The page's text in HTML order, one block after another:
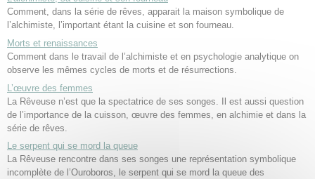
Comment, dans la série de rêves, apparait la maison symbolique de
l’alchimiste, l’important étant la cuisine et son fourneau.
Morts et renaissances
Comment dans le travail de l’alchimiste et en psychologie analytique on
observe les mêmes cycles de morts et de résurrections.
L’œuvre des femmes
La Rêveuse n’est que la spectatrice de ses songes. Il est aussi question
de l’importance de la cuisson, œuvre des femmes, en alchimie et dans la
série de rêves.
Le serpent qui se mord la queue
La Rêveuse rencontre dans ses songes une représentation symbolique
incomplète de l’Ouroboros, le serpent qui se mord la queue des